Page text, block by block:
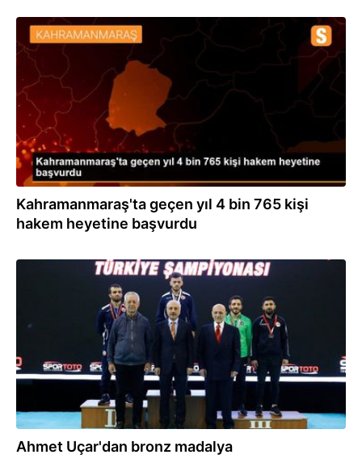
13.01.2020
Kahramanmaraş'ta geçen yıl 4 bin 765 kişi
hakem heyetine başvurdu
Ahmet Uçar'dan bronz madalya